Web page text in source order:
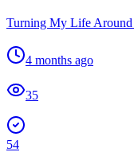
Turning My Life
4 months ago
35
54